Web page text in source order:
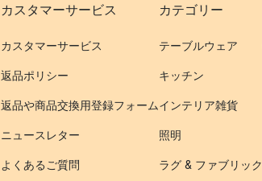
カスタマーサービス
カスタマーサービス
返品ポリシー
返品や商品交換用登録フォーム
ニュースレター
よくあるご質問
カテゴリー
テーブルウェア
キッチン
インテリア雑貨
照明
ラグ & ファブリック